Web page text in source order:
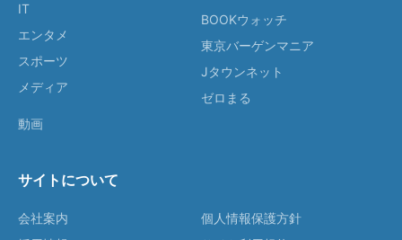
IT
エンタメ
スポーツ
メディア
動画
BOOKウォッチ
東京バーゲンマニア
Jタウンネット
ゼロまる
サイトについて
会社案内
個人情報保護方針